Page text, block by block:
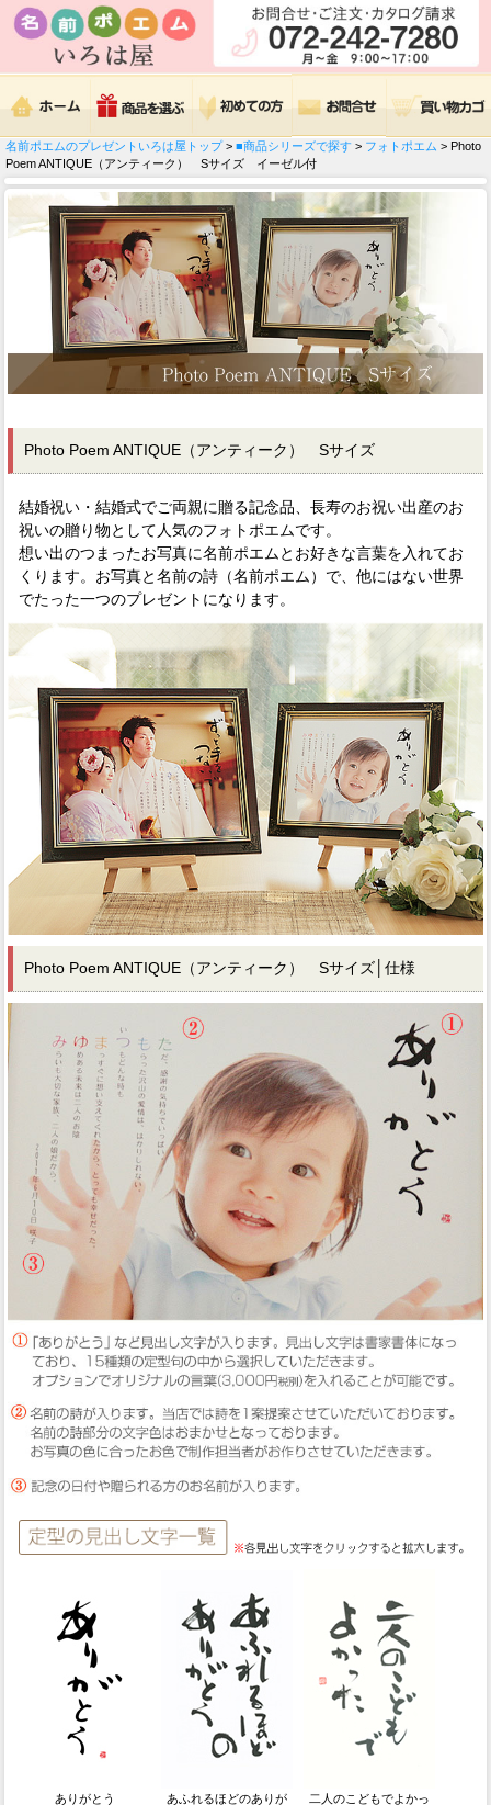
名前ポエムのプレゼントいろは屋トップ> ■商品シリーズで探す > フォトポエム > Photo
Poem ANTIQUE（アンティーク） Sサイズ イーゼル付
Photo Poem ANTIQUE（アンティーク） Sサイズ
結婚祝い・結婚式でご両親に贈る記念品、長寿のお祝い出産のお
祝いの贈り物として人気のフォトポエムです。
想い出のつまったお写真に名前ポエムとお好きな言葉を入れてお
くります。お写真と名前の詩（名前ポエム）で、他にはない世界
でたった一つのプレゼントになります。
Photo Poem ANTIQUE（アンティーク） Sサイズ│仕様
ありがとう
あふれるほどのありが
二人のこどもでよかっ